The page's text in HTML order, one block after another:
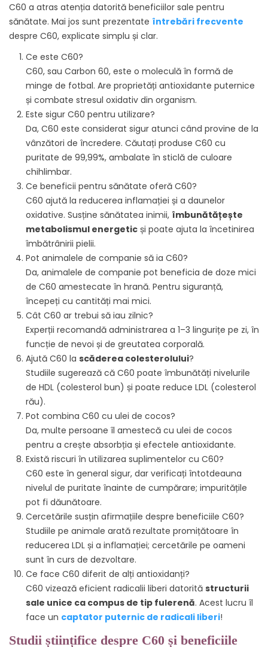
C60 a atras atenția datorită beneficiilor sale pentru
sănătate. Mai jos sunt prezentate întrebări frecvente
despre C60, explicate simplu și clar.
Ce este C60?
C60, sau Carbon 60, este o moleculă în formă de
minge de fotbal. Are proprietăți antioxidante puternice
și combate stresul oxidativ din organism.
Este sigur C60 pentru utilizare?
Da, C60 este considerat sigur atunci când provine de la
vânzători de încredere. Căutați produse C60 cu
puritate de 99,99%, ambalate în sticlă de culoare
chihlimbar.
Ce beneficii pentru sănătate oferă C60?
C60 ajută la reducerea inflamației și a daunelor
oxidative. Susține sănătatea inimii, îmbunătățește
metabolismul energetic și poate ajuta la încetinirea
îmbătrânirii pielii.
Pot animalele de companie să ia C60?
Da, animalele de companie pot beneficia de doze mici
de C60 amestecate în hrană. Pentru siguranță,
începeți cu cantități mai mici.
Cât C60 ar trebui să iau zilnic?
Experții recomandă administrarea a 1–3 lingurițe pe zi, în
funcție de nevoi și de greutatea corporală.
Ajută C60 la scăderea colesterolului?
Studiile sugerează că C60 poate îmbunătăți nivelurile
de HDL (colesterol bun) și poate reduce LDL (colesterol
rău).
Pot combina C60 cu ulei de cocos?
Da, multe persoane îl amestecă cu ulei de cocos
pentru a crește absorbția și efectele antioxidante.
Există riscuri în utilizarea suplimentelor cu C60?
C60 este în general sigur, dar verificați întotdeauna
nivelul de puritate înainte de cumpărare; impuritățile
pot fi dăunătoare.
Cercetările susțin afirmațiile despre beneficiile C60?
Studiile pe animale arată rezultate promițătoare în
reducerea LDL și a inflamației; cercetările pe oameni
sunt în curs de dezvoltare.
Ce face C60 diferit de alți antioxidanți?
C60 vizează eficient radicalii liberi datorită structurii
sale unice ca compus de tip fulerenă. Acest lucru îl
face un captator puternic de radicali liberi!
Studii științifice despre C60 și beneficiile